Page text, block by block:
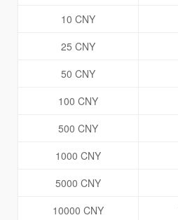
10 CNY
25 CNY
50 CNY
100 CNY
500 CNY
1000 CNY
5000 CNY
10000 CNY